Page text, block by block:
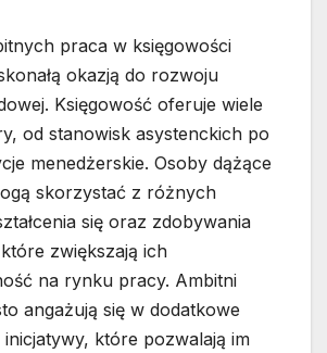
praca w księgowości
okazją do rozwoju
Księgowość oferuje wiele
od stanowisk asystenckich po
menedżerskie. Osoby dążące
skorzystać z różnych
się oraz zdobywania
zwiększają ich
na rynku pracy. Ambitni
angażują się w dodatkowe
które pozwalają im